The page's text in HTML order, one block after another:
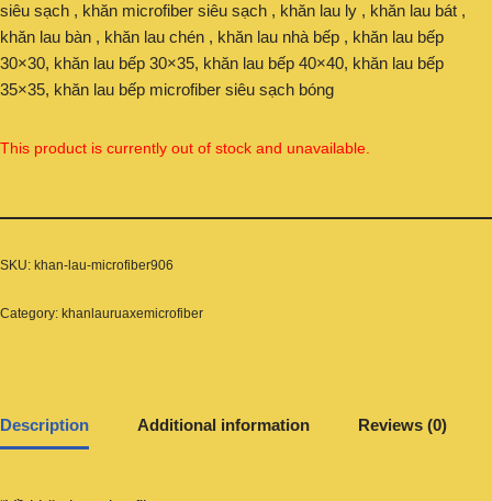
siêu sạch , khăn microfiber siêu sạch , khăn lau ly , khăn lau bát ,
khăn lau bàn , khăn lau chén , khăn lau nhà bếp , khăn lau bếp
30×30, khăn lau bếp 30×35, khăn lau bếp 40×40, khăn lau bếp
35×35, khăn lau bếp microfiber siêu sạch bóng
This product is currently out of stock and unavailable.
SKU: khan-lau-microfiber906
Category: khanlauruaxemicrofiber
Description Additional information Reviews (0)